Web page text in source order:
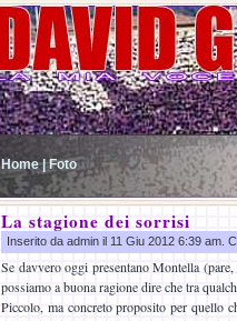
Home | Foto
La stagione dei sorrisi
Inserito da admin il 11 Giu 2012 6:39 am.
Se davvero oggi presentano Montella
possiamo a buona ragione dire che tra
Piccolo, ma concreto proposito per quello